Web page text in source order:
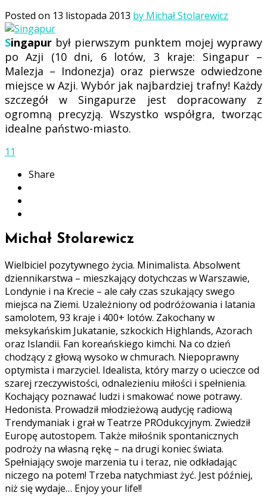
Posted on 13 listopada 2013 by Michał Stolarewicz
Singapur był pierwszym punktem mojej wyprawy
po Azji (10 dni, 6 lotów, 3 kraje: Singapur –
Malezja – Indonezja) oraz pierwsze odwiedzone
miejsce w Azji. Wybór jak najbardziej trafny! Każdy
szczegół w Singapurze jest dopracowany z
ogromną precyzją. Wszystko współgra, tworząc
idealne państwo-miasto.
11
Share
Michał Stolarewicz
Wielbiciel pozytywnego życia. Minimalista. Absolwent
dziennikarstwa – mieszkający dotychczas w Warszawie,
Londynie i na Krecie – ale cały czas szukający swego
miejsca na Ziemi. Uzależniony od podróżowania i latania
samolotem, 93 kraje i 400+ lotów. Zakochany w
meksykańskim Jukatanie, szkockich Highlands, Azorach
oraz Islandii. Fan koreańskiego kimchi. Na co dzień
chodzący z głową wysoko w chmurach. Niepoprawny
optymista i marzyciel. Idealista, który marzy o ucieczce od
szarej rzeczywistości, odnalezieniu miłości i spełnienia.
Kochający poznawać ludzi i smakować nowe potrawy.
Hedonista. Prowadził młodzieżową audycję radiową
Trendymaniak i grał w Teatrze PROdukcyjnym. Zwiedził
Europę autostopem. Także miłośnik spontanicznych
podroży na własną rękę – na drugi koniec świata.
Spełniający swoje marzenia tu i teraz, nie odkładając
niczego na potem! Trzeba natychmiast żyć. Jest później,
niż się wydaje… Enjoy your life!!